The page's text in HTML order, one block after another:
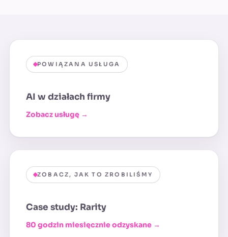
POWIĄZANA USŁUGA
AI w działach firmy
Zobacz usługę →
ZOBACZ, JAK TO ZROBILIŚMY
Case study: Rarity
80 godzin miesięcznie odzyskane →